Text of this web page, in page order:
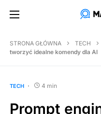
STRONA GŁÓWNA TECH
tworzyć idealne komendy dla AI
TECH 4 min
Prompt